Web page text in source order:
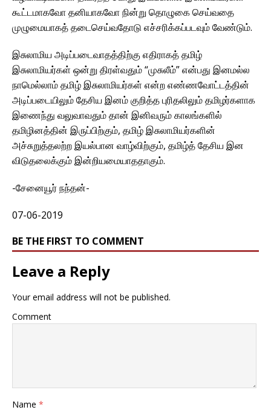
கூட்டமாகவோ தனியாகவோ நின்று தொழுகை செய்வதை
முழுமையாகத் தடைசெய்வதோடு எச்சரிக்கப்படவும் வேண்டும்.
இசுலாமிய அடிப்படைவாதத்திற்கு எதிராகத் தமிழ்
இசுலாமியர்கள் ஒன்று திரள்வதும் “முசுலீம்” என்பது இனமல்ல
நாமெல்லாம் தமிழ் இசுலாமியர்கள் என்ற எண்ணவோட்டத்தின்
அடிப்படையிலும் தேசிய இனம் குறித்த புரிதலிலும் தமிழர்களாக
இணைந்து வலுவாவதும் தான் இனிவரும் காலங்களில்
தமிழினத்தின் இருப்பிற்கும், தமிழ் இசுலாமியர்களின்
அச்சுறுத்தலற்ற இயல்பான வாழ்விற்கும், தமிழ்த் தேசிய இன
விடுதலைக்கும் இன்றியமையாததாகும்.
-சேனையூர் நந்தன்-
07-06-2019
BE THE FIRST TO COMMENT
Leave a Reply
Your email address will not be published.
Comment
Name *